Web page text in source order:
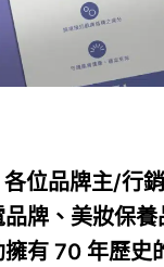
位品牌主/行
牌、美妝保
有 70 年歷史